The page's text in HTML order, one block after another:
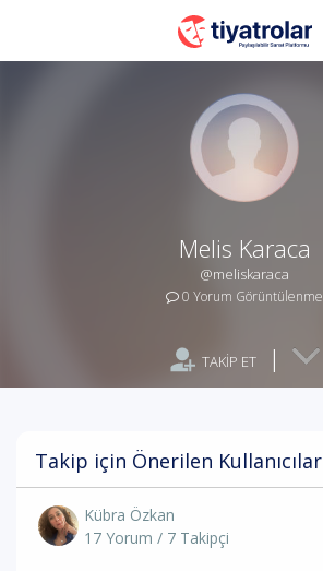
Melis Karaca
@meliskaraca
0 Yorum Görüntülenme
TAKİP ET |
Takip için Önerilen Kullanıcılar
Kübra Özkan
17 Yorum / 7 Takipçi